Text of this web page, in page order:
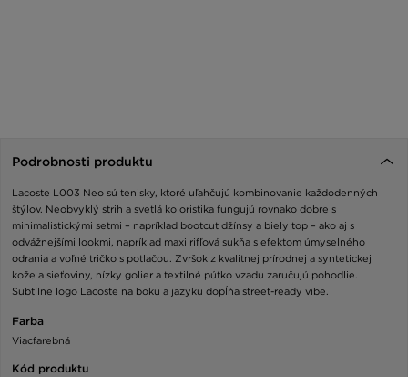
Podrobnosti produktu
Lacoste L003 Neo sú tenisky, ktoré uľahčujú kombinovanie každodenných
štýlov. Neobvyklý strih a svetlá koloristika fungujú rovnako dobre s
minimalistickými setmi – napríklad bootcut džínsy a biely top – ako aj s
odvážnejšími lookmi, napríklad maxi rifľová sukňa s efektom úmyselného
odrania a voľné tričko s potlačou. Zvršok z kvalitnej prírodnej a syntetickej
kože a sieťoviny, nízky golier a textilné pútko vzadu zaručujú pohodlie.
Subtílne logo Lacoste na boku a jazyku dopĺňa street-ready vibe.
Farba
Viacfarebná
Kód produktu